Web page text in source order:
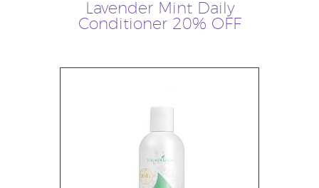
Lavender Mint Daily
Conditioner 20% OFF